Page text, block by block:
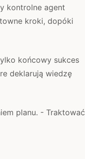
kontrolne agent
kroki, dopóki
końcowy sukces
deklarują wiedzę
planu. - Traktować